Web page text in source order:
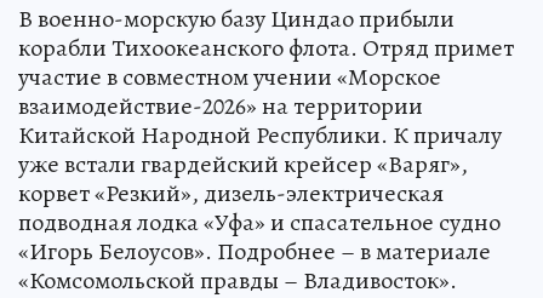
В военно-морскую базу Циндао прибыли
корабли Тихоокеанского флота. Отряд примет
участие в совместном учении «Морское
взаимодействие-2026» на территории
Китайской Народной Республики. К причалу
уже встали гвардейский крейсер «Варяг»,
корвет «Резкий», дизель-электрическая
подводная лодка «Уфа» и спасательное судно
«Игорь Белоусов». Подробнее – в материале
«Комсомольской правды – Владивосток».